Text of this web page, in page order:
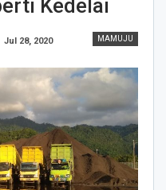
Kedelai
MAMUJU
Jul 28, 2020